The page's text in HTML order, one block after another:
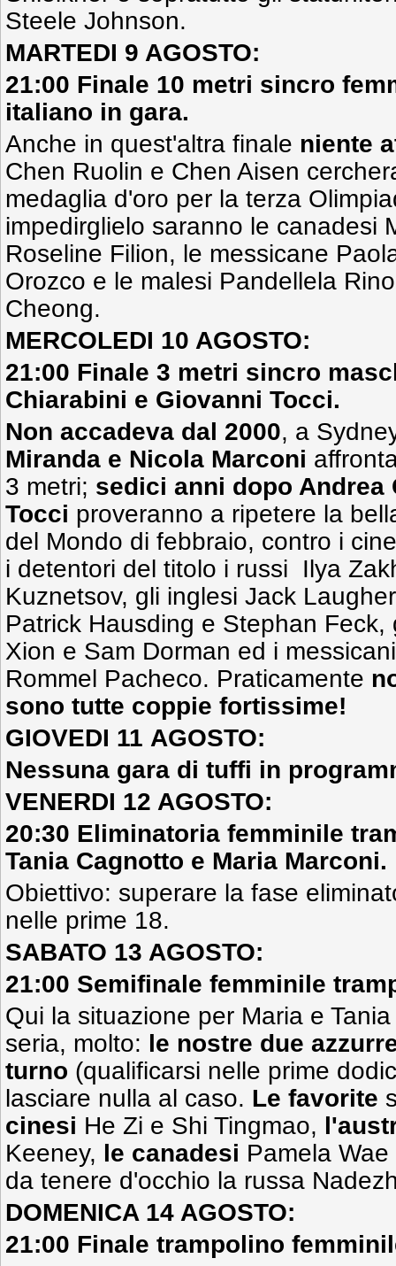
Steele Johnson.
MARTEDI 9 AGOSTO:
21:00 Finale 10 metri sincro
italiano in gara.
Anche in quest'altra finale niente
Chen Ruolin e Chen Aisen
medaglia d'oro per la terza
impedirglielo saranno le canadesi
Roseline Filion, le messicane
Orozco e le malesi Pandellela
Cheong.
MERCOLEDI 10 AGOSTO:
21:00 Finale 3 metri sincro
Chiarabini e Giovanni Tocci.
Non accadeva dal 2000, a
Miranda e Nicola Marconi
3 metri; sedici anni dopo Andrea
Tocci proveranno a ripetere la
del Mondo di febbraio, contro i
i detentori del titolo i russi Ilya
Kuznetsov, gli inglesi Jack
Patrick Hausding e Stephan
Xion e Sam Dorman ed i
Rommel Pacheco. Praticamente
sono tutte coppie fortissime!
GIOVEDI 11 AGOSTO:
Nessuna gara di tuffi in
VENERDI 12 AGOSTO:
20:30 Eliminatoria femminile
Tania Cagnotto e Maria Marconi.
Obiettivo: superare la fase
nelle prime 18.
SABATO 13 AGOSTO:
21:00 Semifinale femminile
Qui la situazione per Maria e
seria, molto: le nostre due
turno (qualificarsi nelle prime
lasciare nulla al caso. Le favorite
cinesi He Zi e Shi Tingmao,
Keeney, le canadesi Pamela
da tenere d'occhio la russa
DOMENICA 14 AGOSTO:
21:00 Finale trampolino